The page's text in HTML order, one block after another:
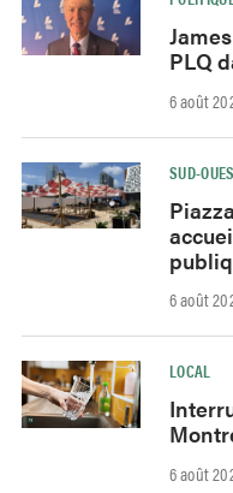
PLQ
6 août
SUD-
6 août
LOCAL
6 août